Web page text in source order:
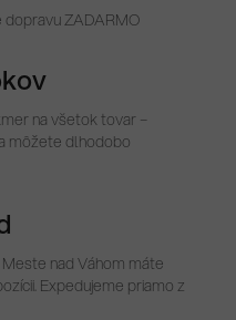
ZADARMO
na všetok tovar –
môžete dlhodobo
nad Váhom máte
Expedujeme priamo z